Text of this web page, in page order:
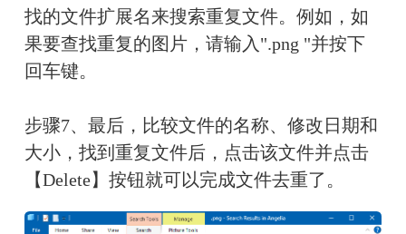
找的文件扩展名来搜索重复文件。例如，如
果要查找重复的图片，请输入".png "并按下
回车键。
步骤7、最后，比较文件的名称、修改日期和
大小，找到重复文件后，点击该文件并点击
【Delete】按钮就可以完成文件去重了。